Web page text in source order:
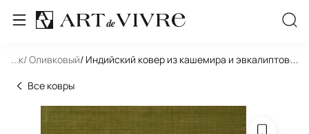
... / Оливковый/ Индийский ковер из кашемира и эвкалиптового
...
Все ковры